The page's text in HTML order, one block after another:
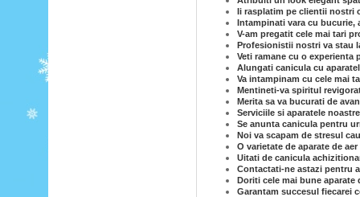
Ii rasplatim pe clientii nostri
Intampinati vara cu bucurie,
V-am pregatit cele mai tari
Profesionistii nostri va stau
Veti ramane cu o experienta
Alungati canicula cu
Va intampinam cu cele mai
Mentineti-va spiritul
Merita sa va bucurati de
Serviciile si aparatele
Se anunta canicula pentru
Noi va scapam de stresul
O varietate de aparate de
Uitati de canicula
Contactati-ne astazi pentru
Doriti cele mai bune
Garantam succesul fiecarei